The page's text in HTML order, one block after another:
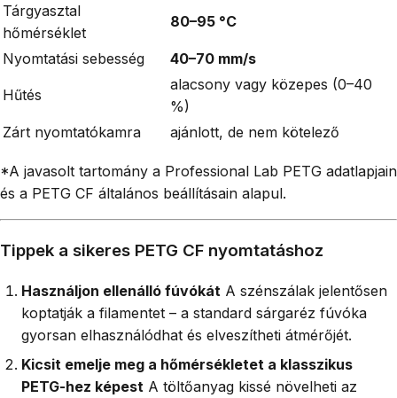
Tárgyasztal
hőmérséklet
80–95 °C
Nyomtatási sebesség 40–70 mm/s
Hűtés
alacsony vagy közepes (0–40
%)
Zárt nyomtatókamra
ajánlott, de nem kötelező
*A javasolt tartomány a Professional Lab PETG adatlapjain
és a PETG CF általános beállításain alapul.
Tippek a sikeres PETG CF nyomtatáshoz
Használjon ellenálló fúvókát A szénszálak jelentősen
koptatják a filamentet – a standard sárgaréz fúvóka
gyorsan elhasználódhat és elveszítheti átmérőjét.
Kicsit emelje meg a hőmérsékletet a klasszikus
PETG-hez képest A töltőanyag kissé növelheti az